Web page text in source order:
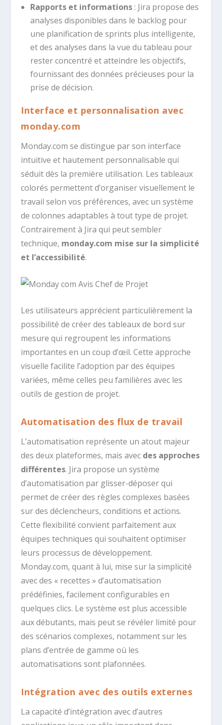
Rapports et informations: Jira propose des
analyses disponibles dans le backlog pour
une planification de sprints plus intelligente,
et des analyses dans la vue du tableau pour
rester concentré et atteindre les objectifs,
fournissant des données précieuses pour la
prise de décision.
Interface et personnalisation avec
monday.com
Monday.com se distingue par son interface
intuitive et hautement personnalisable qui
séduit dès la première utilisation. Les tableaux
colorés permettent d’organiser visuellement le
travail selon vos préférences, avec un système
de colonnes adaptables à tout type de projet.
Contrairement à Jira qui peut sembler
technique, monday.com mise sur la simplicité
et l’accessibilité.
Les utilisateurs apprécient particulièrement la
possibilité de créer des tableaux de bord sur
mesure qui regroupent les informations
importantes en un coup d’œil. Cette approche
visuelle facilite l’adoption par des équipes
variées, même celles peu familières avec les
outils de gestion de projet.
Automatisation des flux de travail
L’automatisation représente un atout majeur
des deux plateformes, mais avec des approches
différentes. Jira propose un système
d’automatisation par glisser-déposer qui
permet de créer des règles complexes basées
sur des déclencheurs, conditions et actions.
Cette flexibilité convient parfaitement aux
équipes techniques qui souhaitent optimiser
leurs processus de développement.
Monday.com, quant à lui, mise sur la simplicité
avec des « recettes » d’automatisation
prédéfinies, facilement configurables en
quelques clics. Le système est plus accessible
aux débutants, mais peut se révéler limité pour
des scénarios complexes, notamment sur les
plans d’entrée de gamme où les
automatisations sont plafonnées.
Intégration avec des outils externes
La capacité d’intégration avec d’autres